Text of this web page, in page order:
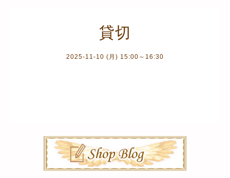
貸切
2025-11-10 (月) 15:00～16:30